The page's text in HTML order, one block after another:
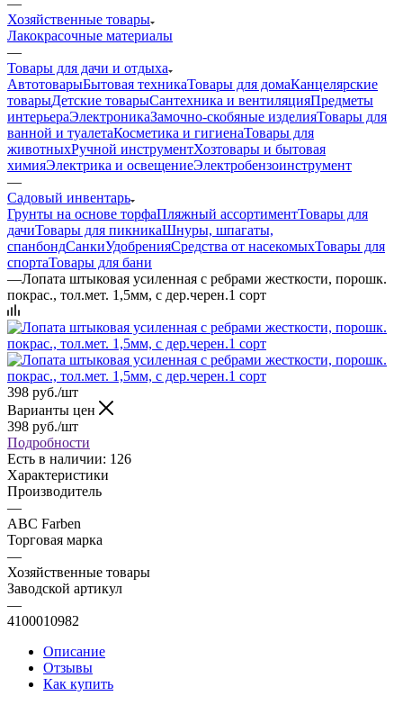
Хозяйственные товары
Лакокрасочные материалы
—
Товары для дачи и отдыха
АвтотоварыБытовая техникаТовары для домаКанцелярские
товарыДетские товарыСантехника и вентиляцияПредметы
интерьераЭлектроникаЗамочно-скобяные изделияТовары для
ванной и туалетаКосметика и гигиенаТовары для
животныхРучной инструментХозтовары и бытовая
химияЭлектрика и освещениеЭлектробензоинструмент
—
Садовый инвентарь
Грунты на основе торфаПляжный ассортиментТовары для
дачиТовары для пикникаШнуры, шпагаты,
спанбондСанкиУдобренияСредства от насекомыхТовары для
спортаТовары для бани
—Лопата штыковая усиленная с ребрами жесткости, порошк.
покрас., тол.мет. 1,5мм, с дер.черен.1 сорт
398 руб./шт
Варианты цен
398 руб./шт
Подробности
Есть в наличии: 126
Характеристики
Производитель
—
ABC Farben
Торговая марка
—
Хозяйственные товары
Заводской артикул
—
4100010982
Описание
Отзывы
Как купить